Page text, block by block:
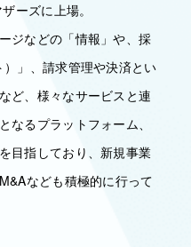
ーズに上場。
ジなどの「情報」や、採
」、請求管理や決済とい
ど、様々なサービスと連
なるプラットフォーム、
目指しており、新規事業
なども積極的に行って